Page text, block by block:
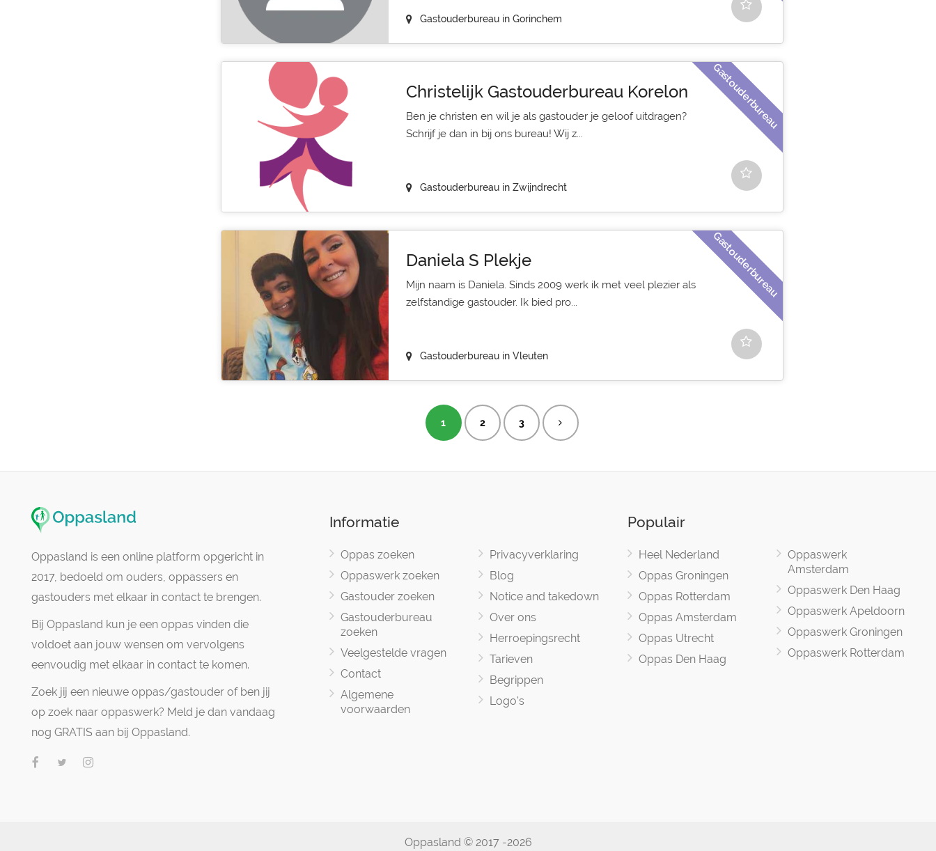
Gastouderbureau in Gorinchem
Christelijk Gastouderbureau Korelon
Ben je christen en wil je als gastouder je geloof uitdragen?
Schrijf je dan in bij ons bureau! Wij z...
Gastouderbureau in Zwijndrecht
Gastouderbureau
Daniela S Plekje
Mijn naam is Daniela. Sinds 2009 werk ik met veel plezier als
zelfstandige gastouder. Ik bied pro...
Gastouderbureau in Vleuten
Gastouderbureau
1 2 3
Oppasland is een online platform opgericht in
2017, bedoeld om ouders, oppassers en
gastouders met elkaar in contact te brengen.
Bij Oppasland kun je een oppas vinden die
voldoet aan jouw wensen om vervolgens
eenvoudig met elkaar in contact te komen.
Zoek jij een nieuwe oppas/gastouder of ben jij
op zoek naar oppaswerk? Meld je dan vandaag
nog GRATIS aan bij Oppasland.
Informatie
Oppas zoeken
Oppaswerk zoeken
Gastouder zoeken
Gastouderbureau
zoeken
Veelgestelde vragen
Contact
Algemene
voorwaarden
Privacyverklaring
Blog
Notice and takedown
Over ons
Herroepingsrecht
Tarieven
Begrippen
Logo's
Populair
Heel Nederland
Oppas Groningen
Oppas Rotterdam
Oppas Amsterdam
Oppas Utrecht
Oppas Den Haag
Oppaswerk
Amsterdam
Oppaswerk Den Haag
Oppaswerk Apeldoorn
Oppaswerk Groningen
Oppaswerk Rotterdam
Oppasland © 2017 -2026